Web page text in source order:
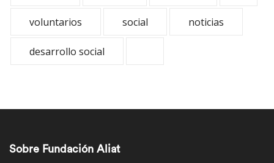
voluntarios social noticias
desarrollo social
Sobre Fundación Aliat